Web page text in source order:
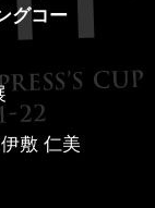
グコー
伊敷 仁美